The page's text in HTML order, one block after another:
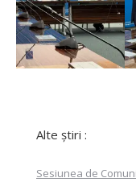
Alte știri :
Sesiunea de